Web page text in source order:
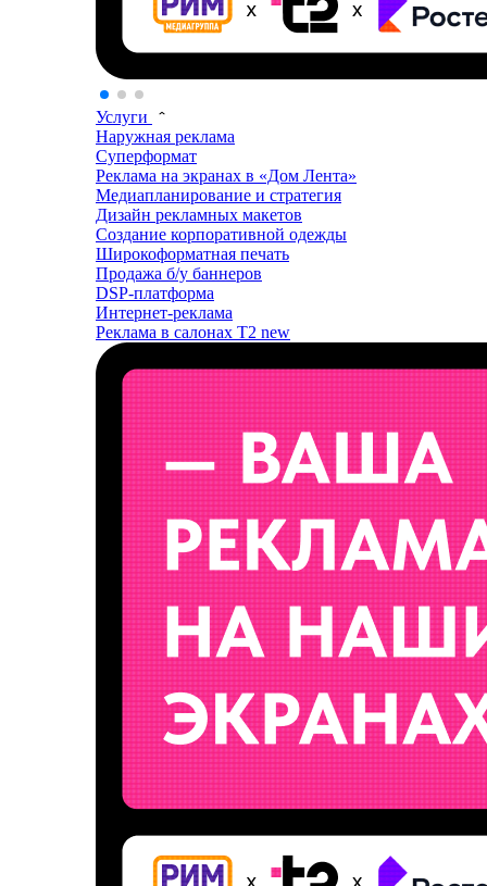
Услуги
Наружная реклама
Суперформат
Реклама на экранах в «Дом Лента»
Медиапланирование и стратегия
Дизайн рекламных макетов
Создание корпоративной одежды
Широкоформатная печать
Продажа б/у баннеров
DSP-платформа
Интернет-реклама
Реклама в салонах T2 new